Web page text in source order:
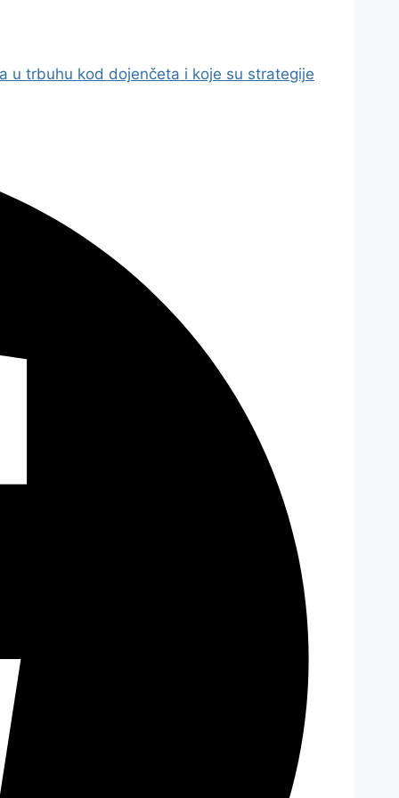
u trbuhu kod dojenčeta i koje su strategije